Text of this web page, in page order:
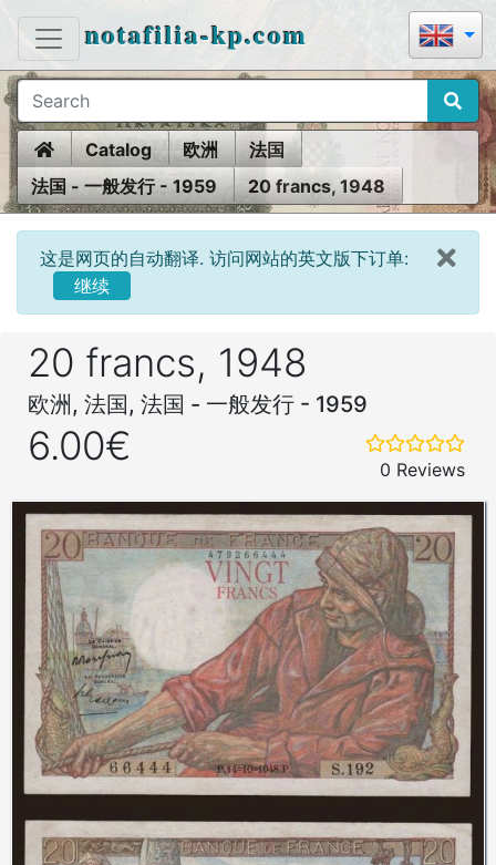
notafilia-kp.com
HomeCatalog 欧洲
法国
法国 - 一般发行 - 1959
20 francs, 1948
这是网页的自动翻译. 访问网站的英文版下订单:
继续
20 francs, 1948
欧洲, 法国, 法国 - 一般发行 - 1959
6.00€
0 Reviews